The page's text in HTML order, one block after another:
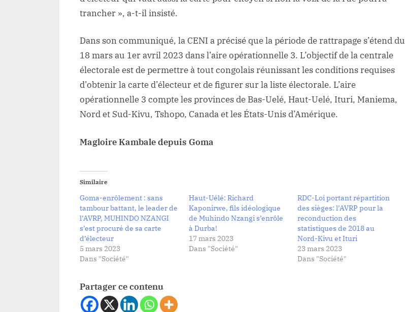
trancher », a-t-il insisté.
Dans son communiqué, la CENI a précisé que la période de rattrapage s’étend du
18 mars au 1er avril 2023 dans l’aire opérationnelle 3. L’objectif de la centrale
électorale est de permettre à tout congolais réunissant les conditions requises
d’obtenir la carte d’électeur et de figurer sur la liste électorale. L’aire
opérationnelle 3 compte les provinces de Bas-Uelé, Haut-Uelé, Ituri, Maniema,
Nord et Sud-Kivu, Tshopo, Canada et les États-Unis d’Amérique.
Magloire Kambale depuis Goma
Similaire
Goma-enrôlement : sans
tambour battant, le leader de
l’AVRP, MUHINDO NZANGI
s’est procuré de sa carte
d’électeur
5 mars 2023
Dans "Société"
Haut-Uélé: Richard
Kaponirwe, fils idéologique
de Muhindo Nzangi s’enrôle
à Durba!
17 mars 2023
Dans "Société"
RDC-Loi portant répartition
des sièges: l’AVRP pour la
reconduction des
statistiques de 2018 au
Nord-Kivu et Ituri
23 mars 2023
Dans "Société"
Partager ce contenu